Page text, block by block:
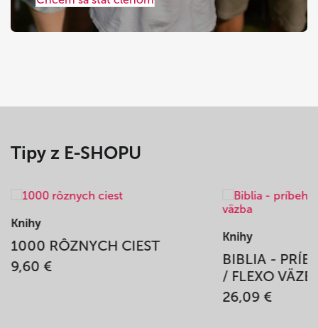
Tipy z E-SHOPU
Knihy
1000 RÔZNYCH CIEST
9,60 €
Knihy
BIBLIA -
/ FLEXO
26,09 €